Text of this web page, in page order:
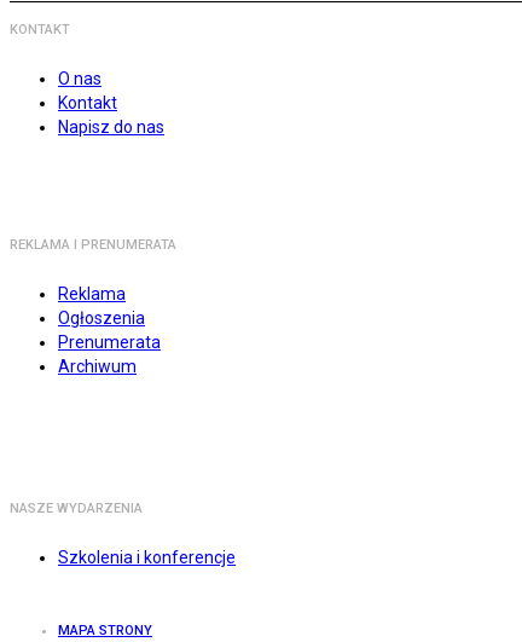
KONTAKT
O nas
Kontakt
Napisz do nas
REKLAMA I PRENUMERATA
Reklama
Ogłoszenia
Prenumerata
Archiwum
NASZE WYDARZENIA
Szkolenia i konferencje
MAPA STRONY